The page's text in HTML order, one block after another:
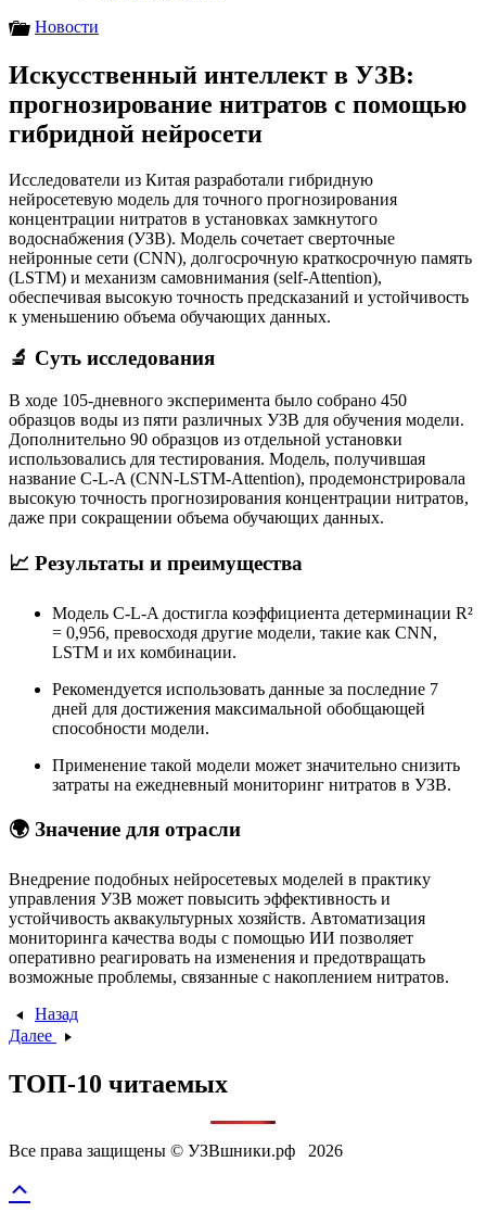
Новости
Искусственный интеллект в УЗВ:
прогнозирование нитратов с помощью
гибридной нейросети
Исследователи из Китая разработали гибридную
нейросетевую модель для точного прогнозирования
концентрации нитратов в установках замкнутого
водоснабжения (УЗВ). Модель сочетает сверточные
нейронные сети (CNN), долгосрочную краткосрочную память
(LSTM) и механизм самовнимания (self-Attention),
обеспечивая высокую точность предсказаний и устойчивость
к уменьшению объема обучающих данных.
🔬 Суть исследования
В ходе 105-дневного эксперимента было собрано 450
образцов воды из пяти различных УЗВ для обучения модели.
Дополнительно 90 образцов из отдельной установки
использовались для тестирования. Модель, получившая
название C-L-A (CNN-LSTM-Attention), продемонстрировала
высокую точность прогнозирования концентрации нитратов,
даже при сокращении объема обучающих данных.
📈 Результаты и преимущества
Модель C-L-A достигла коэффициента детерминации R²
= 0,956, превосходя другие модели, такие как CNN,
LSTM и их комбинации.
Рекомендуется использовать данные за последние 7
дней для достижения максимальной обобщающей
способности модели.
Применение такой модели может значительно снизить
затраты на ежедневный мониторинг нитратов в УЗВ.
🌍 Значение для отрасли
Внедрение подобных нейросетевых моделей в практику
управления УЗВ может повысить эффективность и
устойчивость аквакультурных хозяйств. Автоматизация
мониторинга качества воды с помощью ИИ позволяет
оперативно реагировать на изменения и предотвращать
возможные проблемы, связанные с накоплением нитратов.
Назад
Далее
ТОП-10 читаемых
Все права защищены © УЗВшники.рф 2026